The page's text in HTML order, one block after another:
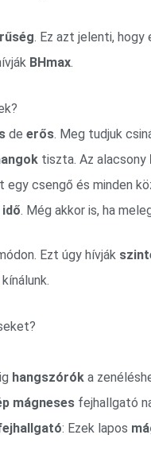
. Ez azt jelenti, hogy
BHmax.
de erős. Meg tudjuk
tiszta. Az alacsony
egy csengő és minden
. Még akkor is, ha
Ezt úgy hívják
kínálunk.
hangszórók a
mágneses fejhallgató
: Ezek lapos